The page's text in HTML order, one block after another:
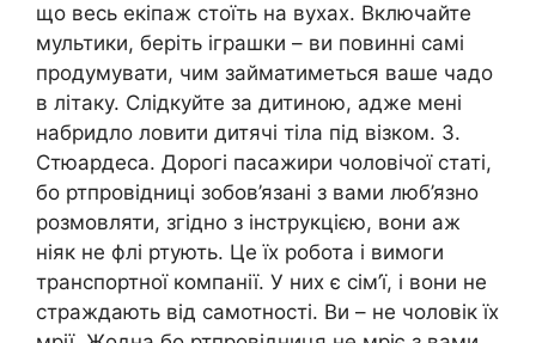
що весь екіпаж стоїть на вухах. Включайте
мультики, беріть іграшки – ви повинні самі
продумувати, чим займатиметься ваше чадо
в літаку. Слідкуйте за дитиною, адже мені
набридло ловити дитячі тіла під візком. 3.
Стюардеса. Дорогі пасажири чоловічої статі,
бо ртпровідниці зобов’язані з вами люб’язно
розмовляти, згідно з інструкцією, вони аж
ніяк не флі ртують. Це їх робота і вимоги
транспортної компанії. У них є сім’ї, і вони не
страждають від самотності. Ви – не чоловік їх